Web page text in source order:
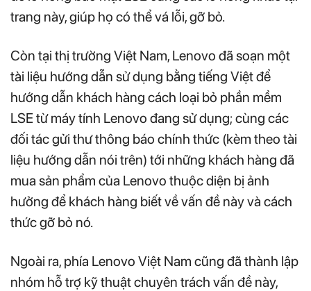
trang này, giúp họ có thể vá lỗi, gỡ bỏ.
Còn tại thị trường Việt Nam, Lenovo đã soạn một
tài liệu hướng dẫn sử dụng bằng tiếng Việt để
hướng dẫn khách hàng cách loại bỏ phần mềm
LSE từ máy tính Lenovo đang sử dụng; cùng các
đối tác gửi thư thông báo chính thức (kèm theo tài
liệu hướng dẫn nói trên) tới những khách hàng đã
mua sản phẩm của Lenovo thuộc diện bị ảnh
hưởng để khách hàng biết về vấn đề này và cách
thức gỡ bỏ nó.
Ngoài ra, phía Lenovo Việt Nam cũng đã thành lập
nhóm hỗ trợ kỹ thuật chuyên trách vấn đề này,